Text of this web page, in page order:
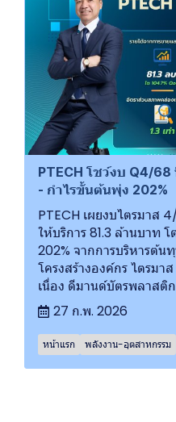
PTECH โชว์งบ Q4/68
- กำไรขั้นต้นพุ่ง 202%
PTECH เผยงบไตรมาส
ให้บริการ 81.3 ล้านบาท
202% จากการบริหารต้น
โครงสร้างองค์กร ไตรม
เนื่อง ดีมานด์บัตรพลาสติ
27 ก.พ. 2026
หน้าแรก พลังงาน-อุตสาหกรรม